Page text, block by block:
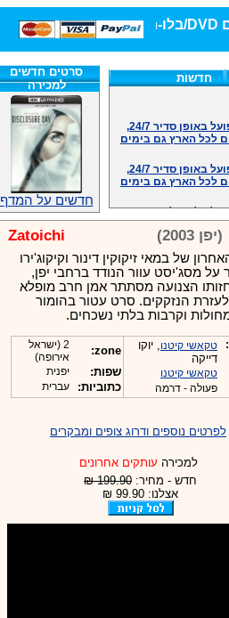
חדשות
לכל הארץ גם בימים
לכל הארץ גם בימים
לכול שאלה וזמינים
7652392
מאסטר ישיר.
ובטלפון. האתר
24/7
מאסטר ישיר.
שלנו.ובמייל
24/7
7652392
מאסטר ישיר.
סרטים חדשים
למכירה
חדשים על המדף
(יפן 2003) Zatoichi
של במאי זיקוקין דינור וקיקוג'ירו
מסג'יסט עוור הנודד ברחבי יפן,
הצנועה מסתתר אמן חרב מופלא
הנזקקים. סרט עטור בהומור
וקרבות בלתי נשכחים.
טקאשי קיטנו, יוקו
דייקה
טקאשי קיטנו
פעולה - דרמה
zone:
2 (ישראל
אירופה)
שפות: יפנית
כתוביות: עברית
לפרטים נוספים ודרוג צופים ומבקרים
למכירה עותקים אחרונים
חדש - מחיר: 199.90 ₪
אצלנו: 99.90 ₪